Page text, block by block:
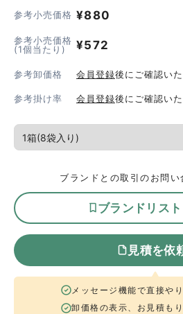
参考小売価格 ¥880
参考小売価格
(1個当たり)
¥572
参考卸価格 会員登録後にご確認い
参考掛け率 会員登録後にご確認い
ブランドとの取引のお問い
ブランドリス
見積を依
メッセージ機能で直接や
卸価格の表示、お見積も